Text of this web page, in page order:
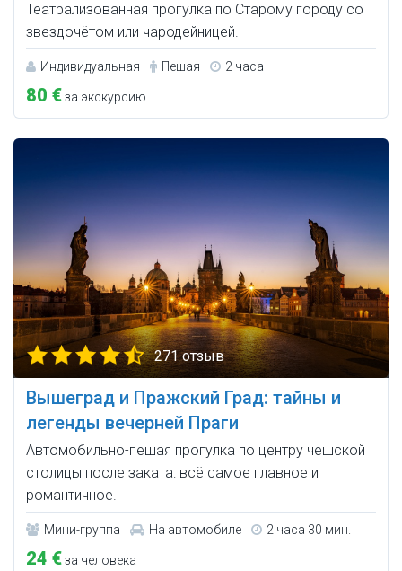
Театрализованная прогулка по Старому городу со
звездочётом или чародейницей.
Индивидуальная Пешая 2 часа
80 €за экскурсию
271 отзыв
Вышеград и Пражский Град: тайны и
легенды вечерней Праги
Автомобильно-пешая прогулка по центру чешской
столицы после заката: всё самое главное и
романтичное.
Мини-группа На автомобиле 2 часа 30 мин.
24 €за человека